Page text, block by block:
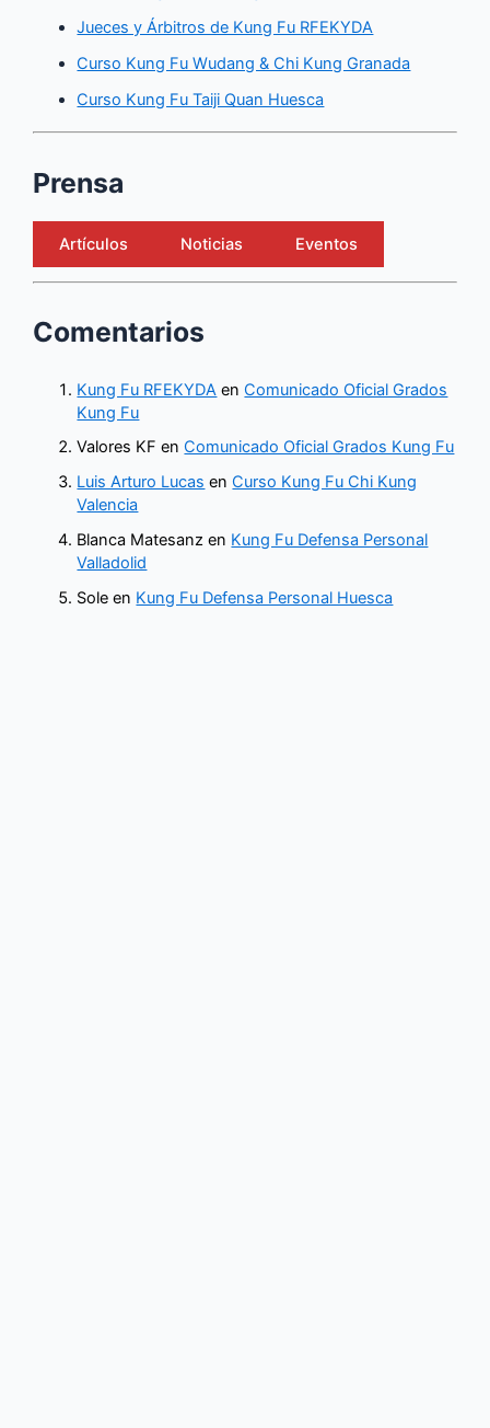
Jueces y Árbitros de Kung Fu RFEKYDA
Curso Kung Fu Wudang & Chi Kung Granada
Curso Kung Fu Taiji Quan Huesca
Prensa
Artículos Noticias Eventos
Comentarios
Kung Fu RFEKYDA enComunicado Oficial Grados
Kung Fu
Valores KF enComunicado Oficial Grados Kung Fu
Luis Arturo Lucas enCurso Kung Fu Chi Kung
Valencia
Blanca Matesanz en Kung Fu Defensa Personal
Valladolid
Sole en Kung Fu Defensa Personal Huesca